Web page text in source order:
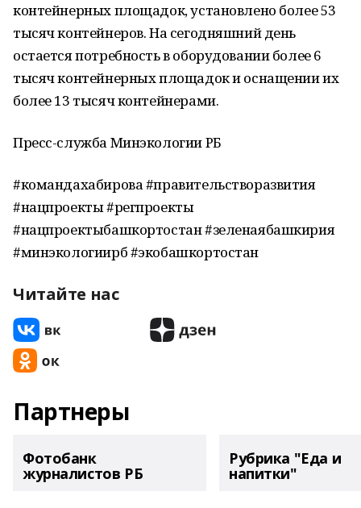
контейнерных площадок, установлено более 53
тысяч контейнеров. На сегодняшний день
остается потребность в оборудовании более 6
тысяч контейнерных площадок и оснащении их
более 13 тысяч контейнерами.
Пресс-служба Минэкологии РБ
#командахабирова #правительстворазвития
#нацпроекты #регпроекты
#нацпроектыбашкортостан #зеленаябашкирия
#минэкологиирб #экобашкортостан
Читайте нас
Партнеры
Фотобанк
журналистов РБ
Рубрика "Еда и
напитки"